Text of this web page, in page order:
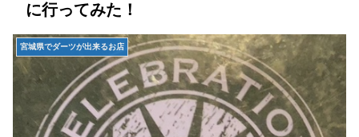
に行ってみた！
宮城県でダーツが出来るお店